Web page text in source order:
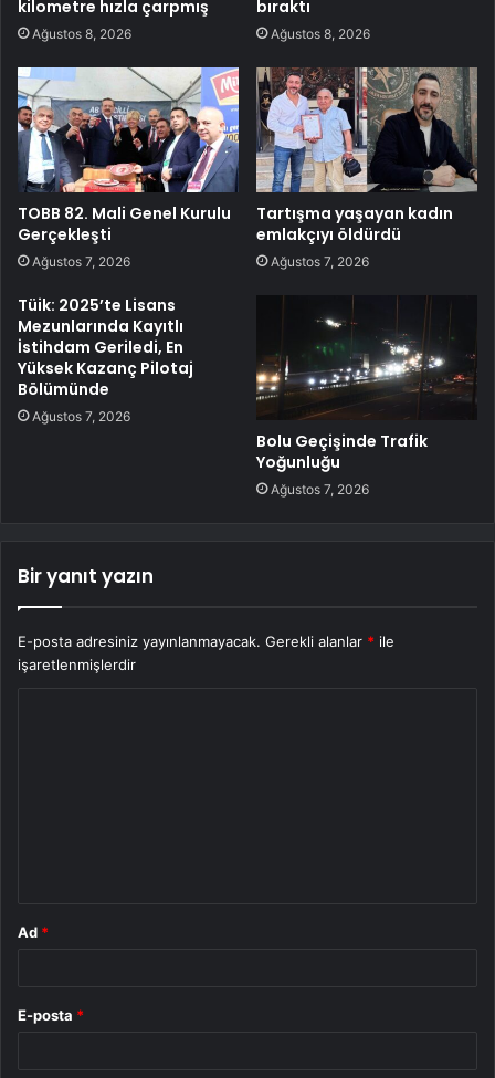
kilometre hızla çarpmış
Ağustos 8, 2026
bıraktı
Ağustos 8, 2026
TOBB 82. Mali Genel Kurulu
Gerçekleşti
Ağustos 7, 2026
Tartışma yaşayan kadın
emlakçıyı öldürdü
Ağustos 7, 2026
Tüik: 2025’te Lisans
Mezunlarında Kayıtlı
İstihdam Geriledi, En
Yüksek Kazanç Pilotaj
Bölümünde
Ağustos 7, 2026
Bolu Geçişinde Trafik
Yoğunluğu
Ağustos 7, 2026
Bir yanıt yazın
E-posta adresiniz yayınlanmayacak. Gerekli alanlar * ile
işaretlenmişlerdir
Ad *
E-posta *